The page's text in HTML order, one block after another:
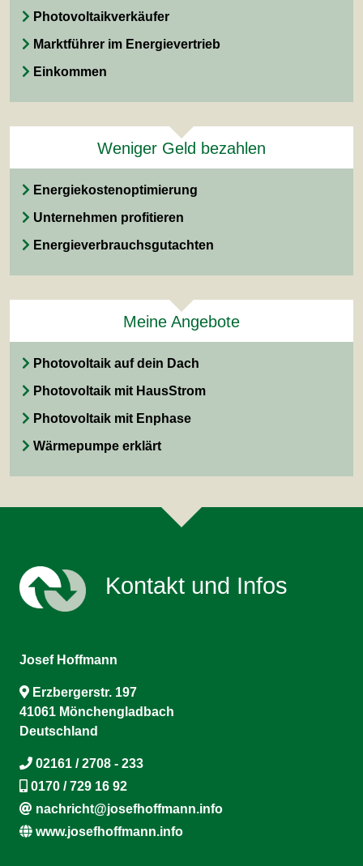
Photovoltaikverkäufer
Marktführer im Energievertrieb
Einkommen
Weniger Geld bezahlen
Energiekostenoptimierung
Unternehmen profitieren
Energieverbrauchsgutachten
Meine Angebote
Photovoltaik auf dein Dach
Photovoltaik mit HausStrom
Photovoltaik mit Enphase
Wärmepumpe erklärt
Kontakt und Infos
Josef Hoffmann
Erzbergerstr. 197
41061 Mönchengladbach
Deutschland
02161 / 2708 - 233
0170 / 729 16 92
nachricht@josefhoffmann.info
www.josefhoffmann.info